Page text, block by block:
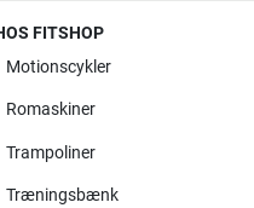
FITSHOP
Motionscykler
Romaskiner
Trampoliner
Træningsbænk